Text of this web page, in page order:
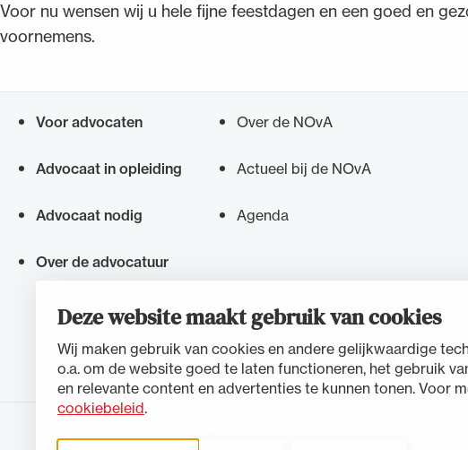
Deze website maakt gebruik van cookies
Wij maken gebruik van cookies en andere gelijkwaardige
o.a. om de website goed te laten functioneren, het gebruik
en relevante content en advertenties te kunnen tonen. Voor
cookiebeleid.
Voor nu wensen wij u hele fijne feestdagen en een goed en
voornemens.
Snel navigeren naar
Voor advocaten
Advocaat in opleiding
Advocaat nodig
Over de advocatuur
Over de NOvA
Actueel bij de NOvA
Agenda